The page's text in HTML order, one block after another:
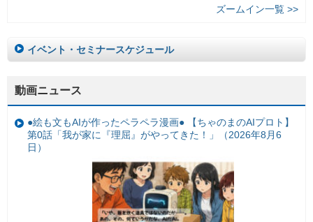
ズームイン一覧 >>
イベント・セミナースケジュール
動画ニュース
●絵も文もAIが作ったペラペラ漫画● 【ちゃのまのAIプロト】
第0話「我が家に『理屈』がやってきた！」（2026年8月6
日）